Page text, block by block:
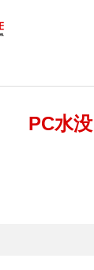
PC水没